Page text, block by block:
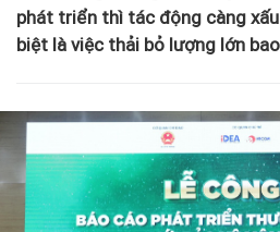
phát triển thì tác động càng
biệt là việc thải bỏ lượng lớn